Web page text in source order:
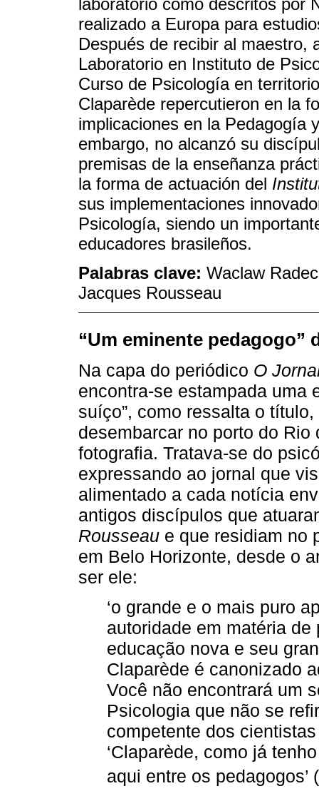
laboratorio como descritos por
realizado a Europa para
Después de recibir al maestro,
Laboratorio en Instituto de
Curso de Psicología en
Claparède repercutieron en la
implicaciones en la Pedagogía
embargo, no alcanzó su
premisas de la enseñanza
la forma de actuación del
sus implementaciones
Psicología, siendo un
educadores brasileños.
Palabras clave: Waclaw
Jacques Rousseau
“Um eminente pedagogo”
Na capa do periódico O
encontra-se estampada uma
suíço”, como ressalta o
desembarcar no porto do
fotografia. Tratava-se do
expressando ao jornal que
alimentado a cada notícia
antigos discípulos que
Rousseau e que residiam no
em Belo Horizonte, desde o
ser ele:
‘o grande e o mais puro
autoridade em matéria de
educação nova e seu
Claparède é canonizado
Você não encontrará um
Psicologia que não se
competente dos
‘Claparède, como já
aqui entre os pedagogos’ (